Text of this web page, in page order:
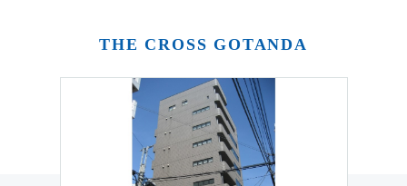
THE CROSS GOTANDA